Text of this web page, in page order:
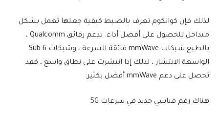
لذلك فإن كوالكوم تعرف بالضبط كيفية جعلها تعمل بشكل
متداخل للحصول على أفضل أداء. تدعم رقائق Qualcomm ،
بالطبع شبكات mmWave فائقة السرعة ، وشبكات Sub-6
الواسعة الانتشار ، لذلك إذا انتشرت على نطاق واسع ، فقد
تحصل على دعم mmWave أفضل بكثير.
هناك رقم قياسي جديد في سرعات 5G